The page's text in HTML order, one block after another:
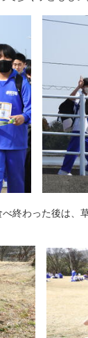
終わった後は、